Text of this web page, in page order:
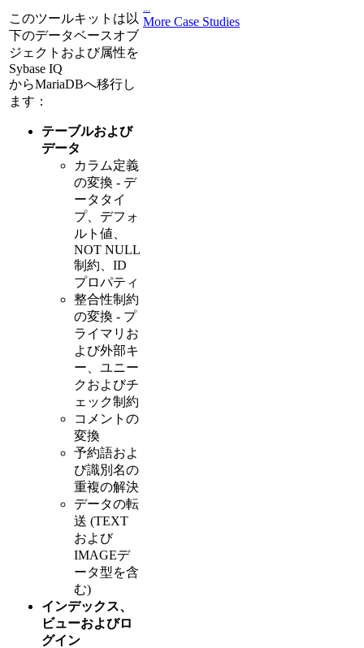
このツールキットは以
下のデータベースオブ
ジェクトおよび属性を
Sybase IQ
からMariaDBへ移行し
ます：
テーブルおよび
データ
カラム定義
の変換 - デ
ータタイ
プ、デフォ
ルト値、
NOT NULL
制約、ID
プロパティ
整合性制約
の変換 - プ
ライマリお
よび外部キ
ー、ユニー
クおよびチ
ェック制約
コメントの
変換
予約語およ
び識別名の
重複の解決
データの転
送 (TEXT
および
IMAGEデ
ータ型を含
む)
インデックス、
ビューおよびロ
グイン
...
More Case Studies